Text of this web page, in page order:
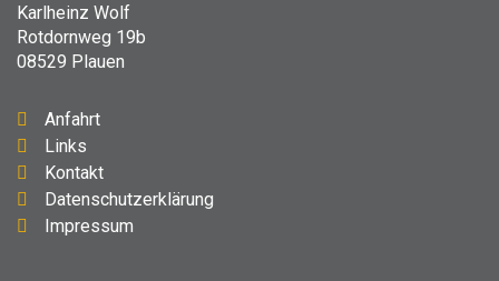
Karlheinz Wolf
Rotdornweg 19b
08529 Plauen
Anfahrt
Links
Kontakt
Datenschutzerklärung
Impressum